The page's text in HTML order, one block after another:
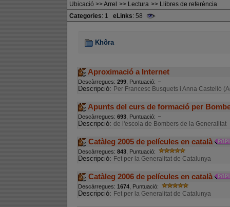
Ubicació >>Arrel >> Lectura >> Llibres de referència
Categories: 1 eLinks: 58
Khôra
Aproximació a Internet
Descàrregues: 299, Puntuació:
Descripció: Per Francesc Busquets i Anna Castelló
Apunts del curs de formació per
Descàrregues: 693, Puntuació:
Descripció: de l'escola de Bombers de la Generalitat
Catàleg 2005 de películes en català
Descàrregues: 843, Puntuació:
Descripció: Fet per la Generalitat de Catalunya
Catàleg 2006 de películes en català
Descàrregues: 1674, Puntuació:
Descripció: Fet per la Generalitat de Catalunya